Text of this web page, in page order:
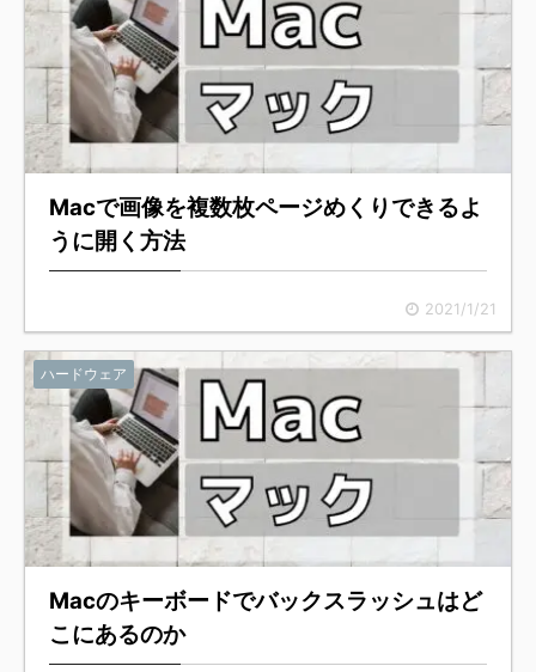
Macで画像を複数枚ページめくりできるよ
うに開く方法
2021/1/21
ハードウェア
Macのキーボードでバックスラッシュはど
こにあるのか